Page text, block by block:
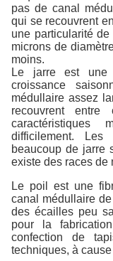
pas de canal
qui se recouvrent
une particularité
microns de
moins.
Le jarre est une
croissance
médullaire assez
recouvrent
difficilement.
beaucoup de jarre
existe des races de
Le poil est une
canal médullaire
des écailles peu
pour la
confection de
techniques, à